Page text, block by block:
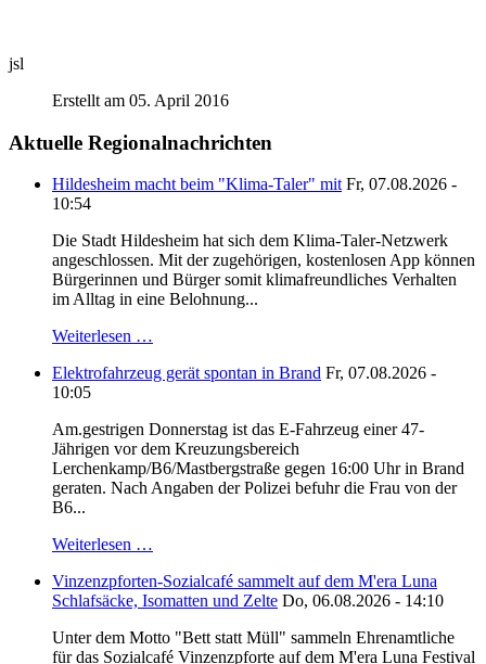
jsl
Erstellt am 05. April 2016
Aktuelle Regionalnachrichten
Hildesheim macht beim "Klima-Taler" mit Fr, 07.08.2026 -
10:54
Die Stadt Hildesheim hat sich dem Klima-Taler-Netzwerk
angeschlossen. Mit der zugehörigen, kostenlosen App können
Bürgerinnen und Bürger somit klimafreundliches Verhalten
im Alltag in eine Belohnung...
Weiterlesen …
Elektrofahrzeug gerät spontan in Brand Fr, 07.08.2026 -
10:05
Am.gestrigen Donnerstag ist das E-Fahrzeug einer 47-
Jährigen vor dem Kreuzungsbereich
Lerchenkamp/B6/Mastbergstraße gegen 16:00 Uhr in Brand
geraten. Nach Angaben der Polizei befuhr die Frau von der
B6...
Weiterlesen …
Vinzenzpforten-Sozialcafé sammelt auf dem M'era Luna
Schlafsäcke, Isomatten und Zelte Do, 06.08.2026 - 14:10
Unter dem Motto "Bett statt Müll" sammeln Ehrenamtliche
für das Sozialcafé Vinzenzpforte auf dem M'era Luna Festival